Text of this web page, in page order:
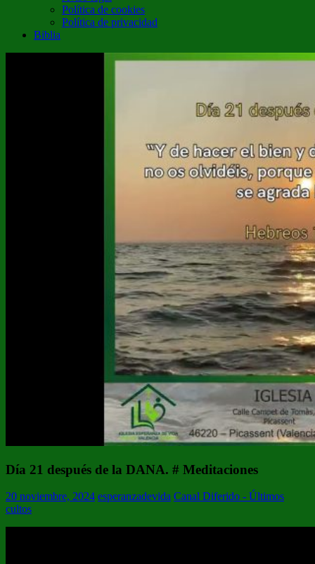
Política de cookies
Política de privacidad
Biblia
Día 21 después de la DANA. # Meditaciones
20 noviembre, 2024 esperanzadevida Canal Diferido - Últimos
cultos